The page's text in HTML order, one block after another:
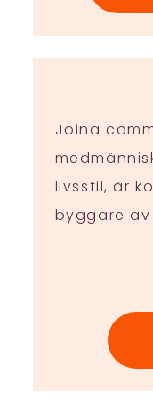
Joina
livsstil, är
byggare